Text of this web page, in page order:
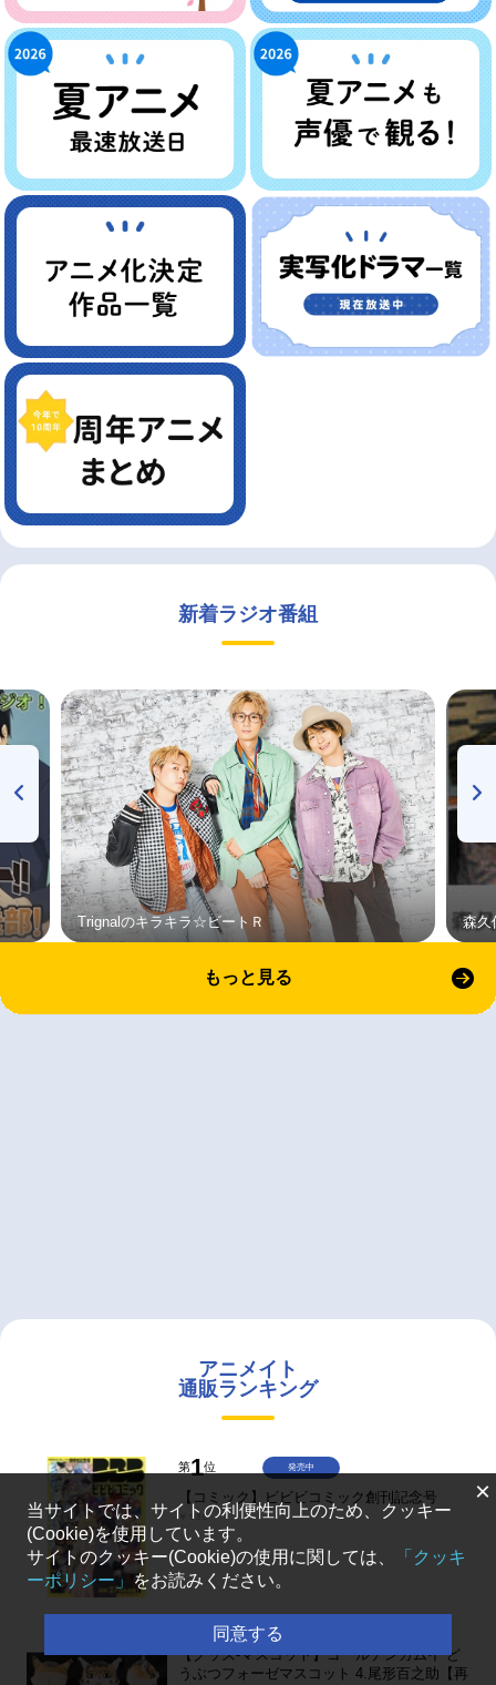
新着ラジオ番組
Trignalのキラキラ☆ビートＲ 森久
もっと見る
アニメイト
通販ランキング
第1位
【コミック】ビビビコミック創刊記念号
￥935
発売中
位
【グッズ-マスコット】ゴールデンカムイ ど
うぶつフォーゼマスコット 4.尾形百之助【再
×
当サイトでは、サイトの利便性向上のため、クッキー
(Cookie)を使用しています。
サイトのクッキー(Cookie)の使用に関しては、
「クッキ
ーポリシー」
をお読みください。
同意する